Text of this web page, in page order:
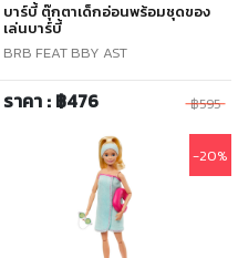
บาร์บี้ ตุ๊กตาเด็กอ่อนพร้อมชุดของ
เล่นบาร์บี้
BRB FEAT BBY AST
ราคา : ฿476 ฿595
-20%